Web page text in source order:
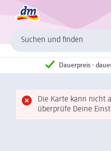
Suchen und finden
Dauerpreis -
Die Karte kann nicht
überprüfe Deine